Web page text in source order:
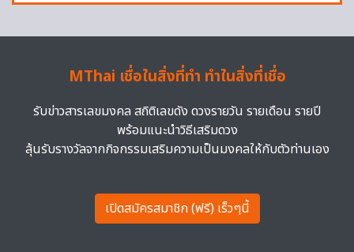
MThai เชื่อในสิ่งที่ทำ ทำในสิ่งที่เชื่อ
รับข่าวสารเลขมงคล สถิติเลขดัง ดวงรายวัน รายเดือน รายปี
พร้อมแนะนำวิธีเสริมดวง
ลุ้นรับรางวัลจากกิจกรรมเสริมความเป็นมงคลให้กับตัวท่านเอง
เปิดสมัครสมาชิก (ฟรี) เร็วๆนี้